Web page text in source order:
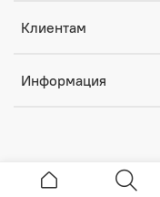
Клиентам
Информация